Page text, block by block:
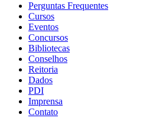
Perguntas Frequentes
Cursos
Eventos
Concursos
Bibliotecas
Conselhos
Reitoria
Dados
PDI
Imprensa
Contato